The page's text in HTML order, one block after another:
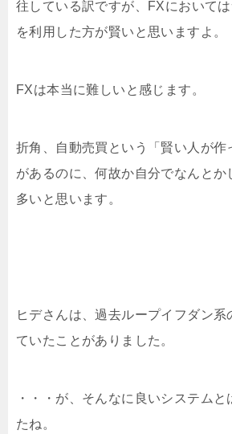
往している訳ですが、FXにおいて
を利用した方が賢いと思いますよ。
FXは本当に難しいと感じます。
折角、自動売買という「賢い人が作
があるのに、何故か自分でなんとか
多いと思います。
ヒデさんは、過去ループイフダン系
ていたことがありました。
・・・が、そんなに良いシステムと
たね。